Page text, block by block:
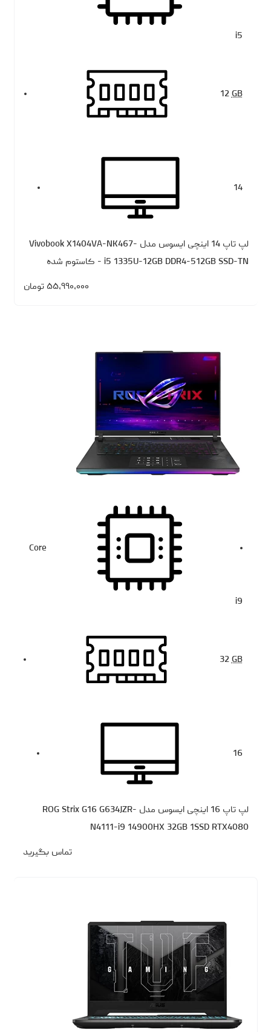
i5
12GB
14
لپ تاپ 14 اینچی ایسوس مدل Vivobook X1404VA-NK467-
i5 1335U-12GB DDR4-512GB SSD-TN - کاستوم شده
۵۵،۹۹۰،۰۰۰ تومان
Core
i9
32GB
16
لپ تاپ 16 اینچی ایسوس مدل ROG Strix G16 G634JZR-
N4111-i9 14900HX 32GB 1SSD RTX4080
تماس بگیرید